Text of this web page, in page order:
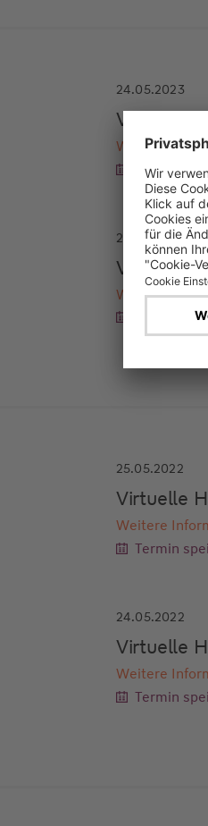
24.05.2023
Virtuelle
Weitere
Termin
23.05.2023
Virtuelle
Weitere
Termin
25.05.2022
Virtuelle
Weitere
Termin
24.05.2022
Virtuelle
Weitere
Termin